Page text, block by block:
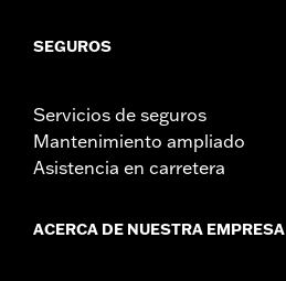
SEGUROS
Servicios de seguros
Mantenimiento ampliado
Asistencia en carretera
ACERCA DE NUESTRA EMPRESA